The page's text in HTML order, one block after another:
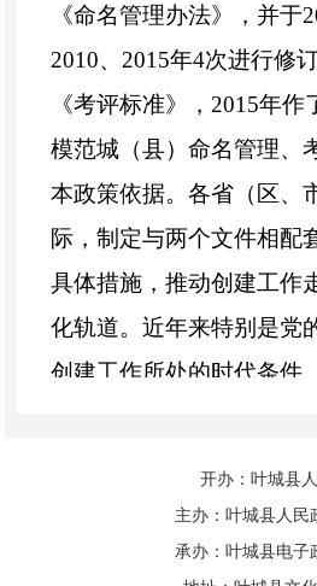
《命名管理办法》，并于
2010、2015年4次进行修
《考评标准》，2015年
模范城（县）命名管理、
本政策依据。各省（区、
际，制定与两个文件相配
具体措施，推动创建工作
化轨道。近年来特别是党
创建工作所处的时代条件
订完善，十分必要。
（一）这次修订是贯
开办：叶城县
主办：叶城县人民
承办：叶城县电子